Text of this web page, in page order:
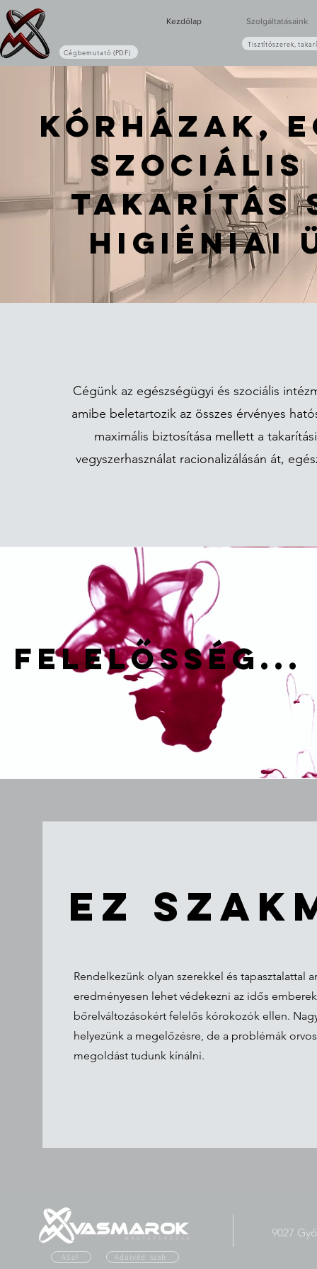
Kezdőlap Szolgáltatásaink
Cégbemutató (PDF)
Tisztítószerek,
Kórházak,
szociális
takarítás
higiéniai
Cégünk az egészségügyi és szociális
amibe beletartozik az összes érvényes
maximális biztosítása mellett a
vegyszerhasználat racionalizálásán át,
FELELŐSSÉG...
Ez
Rendelkezünk olyan szerekkel és tapasztalattal
eredményesen lehet védekezni az idős
bőrelváltozásokért felelős kórokozók ellen.
helyezünk a megelőzésre, de a problémák
megoldást tudunk kínálni.
ÁSzF Adatvéd. szab.
9027